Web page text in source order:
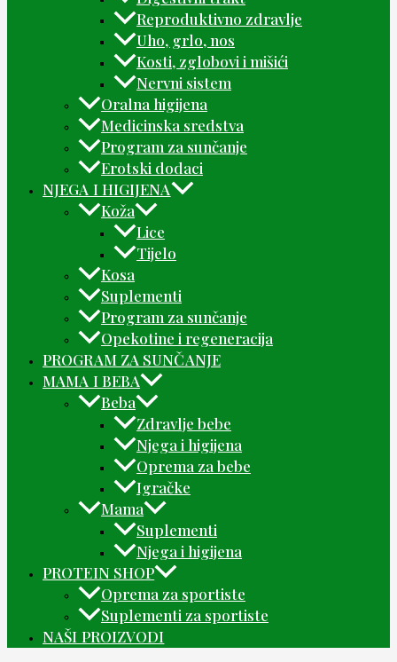
Reproduktivno zdravlje
Uho, grlo, nos
Kosti, zglobovi i mišići
Nervni sistem
Oralna higijena
Medicinska sredstva
Program za sunčanje
Erotski dodaci
NJEGA I HIGIJENA
Koža
Lice
Tijelo
Kosa
Suplementi
Program za sunčanje
Opekotine i regeneracija
PROGRAM ZA SUNČANJE
MAMA I BEBA
Beba
Zdravlje bebe
Njega i higijena
Oprema za bebe
Igračke
Mama
Suplementi
Njega i higijena
PROTEIN SHOP
Oprema za sportiste
Suplementi za sportiste
NAŠI PROIZVODI